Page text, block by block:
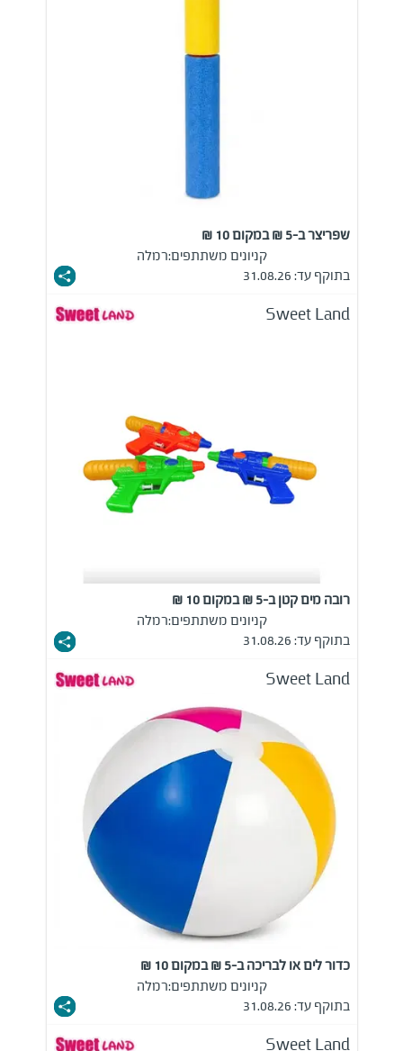
שפריצר ב-5 ₪ במקום 10 ₪
קניונים משתתפים:רמלה
בתוקף עד: 31.08.26
Sweet Land
רובה מים קטן ב-5 ₪ במקום 10 ₪
קניונים משתתפים:רמלה
בתוקף עד: 31.08.26
Sweet Land
כדור לים או לבריכה ב-5 ₪ במקום 10 ₪
קניונים משתתפים:רמלה
בתוקף עד: 31.08.26
Sweet Land